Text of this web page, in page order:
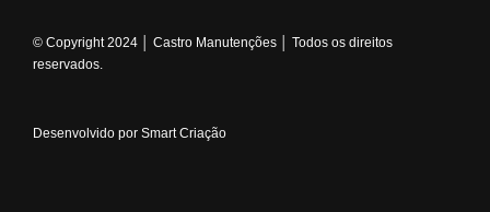
© Copyright 2024 │ Castro Manutenções │ Todos os direitos
reservados.
Desenvolvido por Smart Criação